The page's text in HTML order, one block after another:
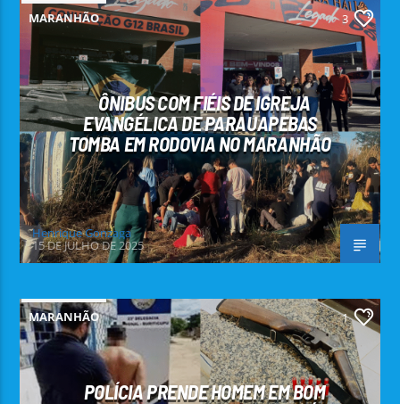
MARANHÃO 3
ÔNIBUS COM FIÉIS DE IGREJA
EVANGÉLICA DE PARAUAPEBAS
TOMBA EM RODOVIA NO MARANHÃO
Henrique Gonzaga
15 DE JULHO DE 2025
MARANHÃO 1
POLÍCIA PRENDE HOMEM EM BOM